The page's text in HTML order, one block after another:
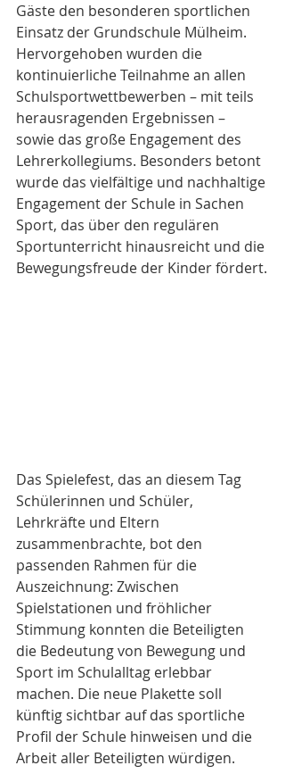
Gäste den besonderen sportlichen
Einsatz der Grundschule Mülheim.
Hervorgehoben wurden die
kontinuierliche Teilnahme an allen
Schulsportwettbewerben – mit teils
herausragenden Ergebnissen –
sowie das große Engagement des
Lehrerkollegiums. Besonders betont
wurde das vielfältige und nachhaltige
Engagement der Schule in Sachen
Sport, das über den regulären
Sportunterricht hinausreicht und die
Bewegungsfreude der Kinder fördert.
Das Spielefest, das an diesem Tag
Schülerinnen und Schüler,
Lehrkräfte und Eltern
zusammenbrachte, bot den
passenden Rahmen für die
Auszeichnung: Zwischen
Spielstationen und fröhlicher
Stimmung konnten die Beteiligten
die Bedeutung von Bewegung und
Sport im Schulalltag erlebbar
machen. Die neue Plakette soll
künftig sichtbar auf das sportliche
Profil der Schule hinweisen und die
Arbeit aller Beteiligten würdigen.